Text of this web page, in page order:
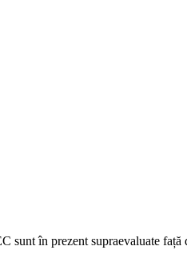
sunt în prezent supraevaluate față